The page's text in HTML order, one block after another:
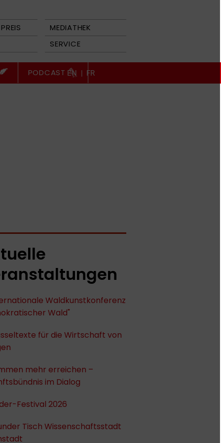
MEDIATHEK
SERVICE
PODCAST EN | FR
Waldkunstkonferenz
Wald"
für die Wirtschaft von
mehr erreichen –
im Dialog
Festival 2026
Tisch Wissenschaftsstadt